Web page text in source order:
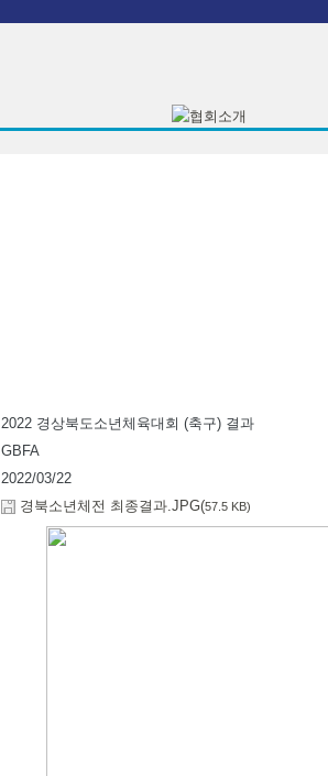
2022 경상북도소년체육대회 (축구) 결과
GBFA
2022/03/22
경북소년체전 최종결과.JPG(57.5 KB)